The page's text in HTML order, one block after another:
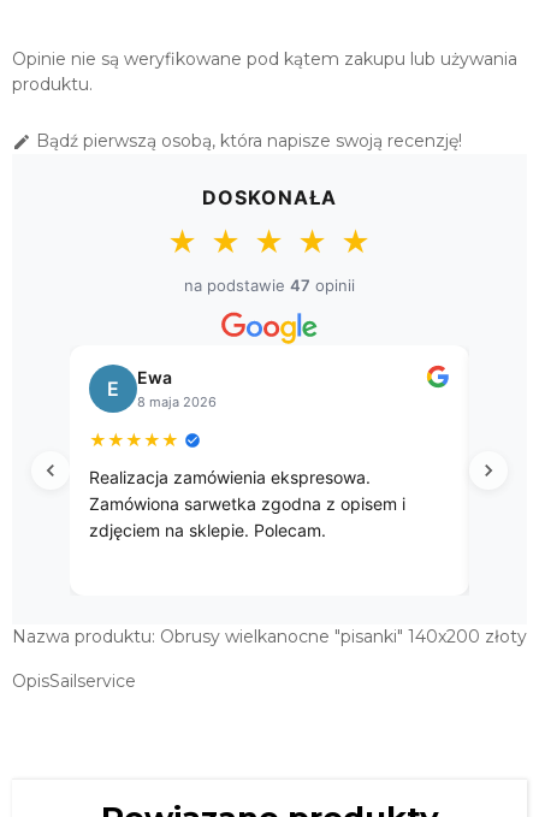
Opinie nie są weryfikowane pod kątem zakupu lub używania
produktu.
 Bądź pierwszą osobą, która napisze swoją recenzję!
DOSKONAŁA
★ ★ ★ ★ ★
na podstawie 47 opinii
z opisem i
★
Przepięke gobelinowe obrusy.
Nazwa produktu: Obrusy wielkanocne "pisanki" 140x200 złoty
OpisSailservice